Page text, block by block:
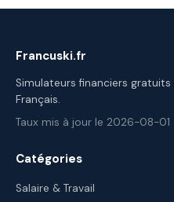
Francuski.fr
Simulateurs financiers
Français.
Taux mis à jour le 2026-08-01
Catégories
Salaire & Travail